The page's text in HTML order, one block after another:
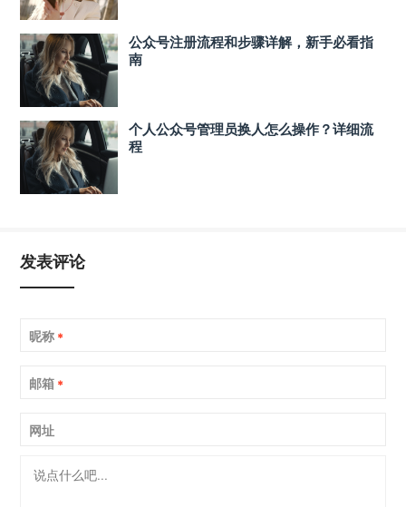
公众号注册流程和步骤详解，新手必看指
南
个人公众号管理员换人怎么操作？详细流
程
发表评论
昵称 *
邮箱 *
网址